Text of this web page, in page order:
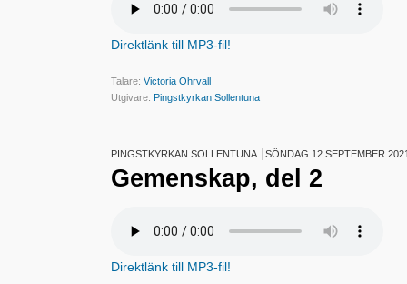
Direktlänk till MP3-fil!
Talare: Victoria Öhrvall
Utgivare: Pingstkyrkan Sollentuna
PINGSTKYRKAN SOLLENTUNA SÖNDAG 12 SEPTEMBER
Gemenskap, del 2
Direktlänk till MP3-fil!